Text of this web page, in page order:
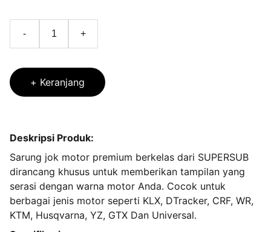
- +
+ Keranjang
Deskripsi Produk:
Sarung jok motor premium berkelas dari SUPERSUB
dirancang khusus untuk memberikan tampilan yang
serasi dengan warna motor Anda. Cocok untuk
berbagai jenis motor seperti KLX, DTracker, CRF, WR,
KTM, Husqvarna, YZ, GTX Dan Universal.